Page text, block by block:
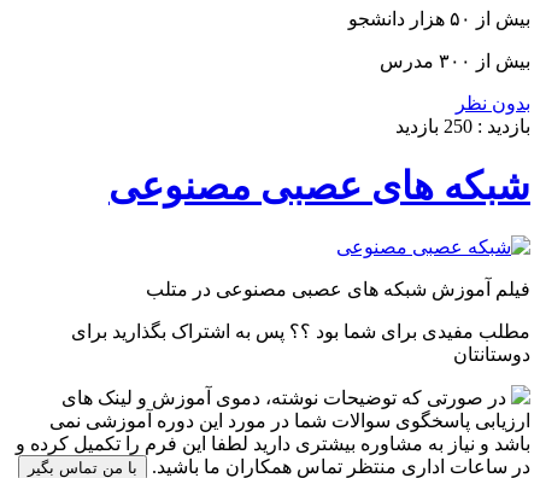
بیش از ۵۰ هزار دانشجو
بیش از ۳۰۰ مدرس
بدون نظر
بازدید : 250 بازدید
شبکه های عصبی مصنوعی
فیلم آموزش شبکه های عصبی مصنوعی در متلب
مطلب مفیدی برای شما بود ؟؟ پس به اشتراک بگذارید برای
دوستانتان
در صورتی که توضیحات نوشته، دموی آموزش و لینک های
ارزیابی پاسخگوی سوالات شما در مورد این دوره آموزشی نمی
باشد و نیاز به مشاوره بیشتری دارید لطفا این فرم را تکمیل کرده و
در ساعات اداری منتظر تماس همکاران ما باشید.
با من تماس بگیر